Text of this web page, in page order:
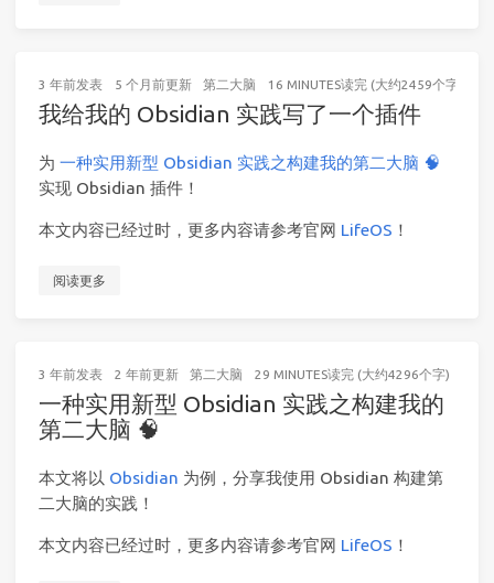
3 年前发表 5 个月前更新 第二大脑 16 MINUTES读完 (大约2459个字)
我给我的 Obsidian 实践写了一个插件
为 一种实用新型 Obsidian 实践之构建我的第二大脑 🧠
实现 Obsidian 插件！
本文内容已经过时，更多内容请参考官网 LifeOS ！
阅读更多
3 年前发表 2 年前更新 第二大脑 29 MINUTES读完 (大约4296个字)
一种实用新型 Obsidian 实践之构建我的
第二大脑 🧠
本文将以 Obsidian 为例，分享我使用 Obsidian 构建第
二大脑的实践！
本文内容已经过时，更多内容请参考官网 LifeOS ！